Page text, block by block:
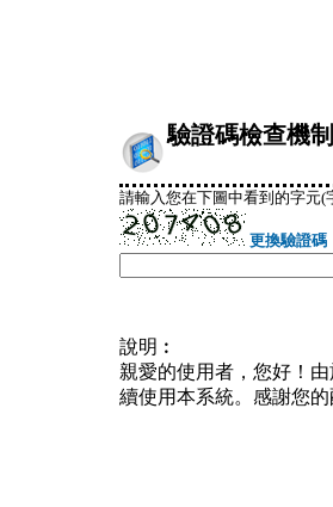
驗證碼檢查機制
請輸入您在下圖中看到的字元(
更換驗證碼
說明︰
親愛的使用者，您好！
續使用本系統。感謝您的